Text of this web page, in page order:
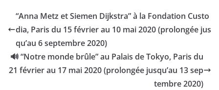
“Anna Metz et Siemen Dijkstra” à la Fondation Custo
dia, Paris du 15 février au 10 mai 2020 (prolongée jus
qu’au 6 septembre 2020)
🔊 “Notre monde brûle” au Palais de Tokyo, Paris du
21 février au 17 mai 2020 (prolongée jusqu’au 13 sep
tembre 2020)